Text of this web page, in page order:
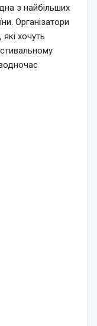
з найбільших
Організатори
хочуть